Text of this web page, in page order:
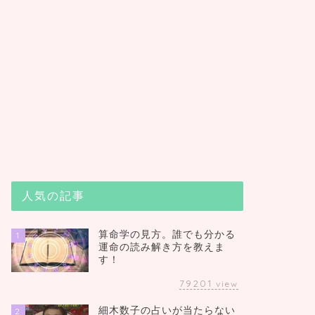
人気の記事
1
算命学の見方。誰でも分かる
運命の読み解き方を教えま
す！
79201 view
2 細木数子の占いが当たらない